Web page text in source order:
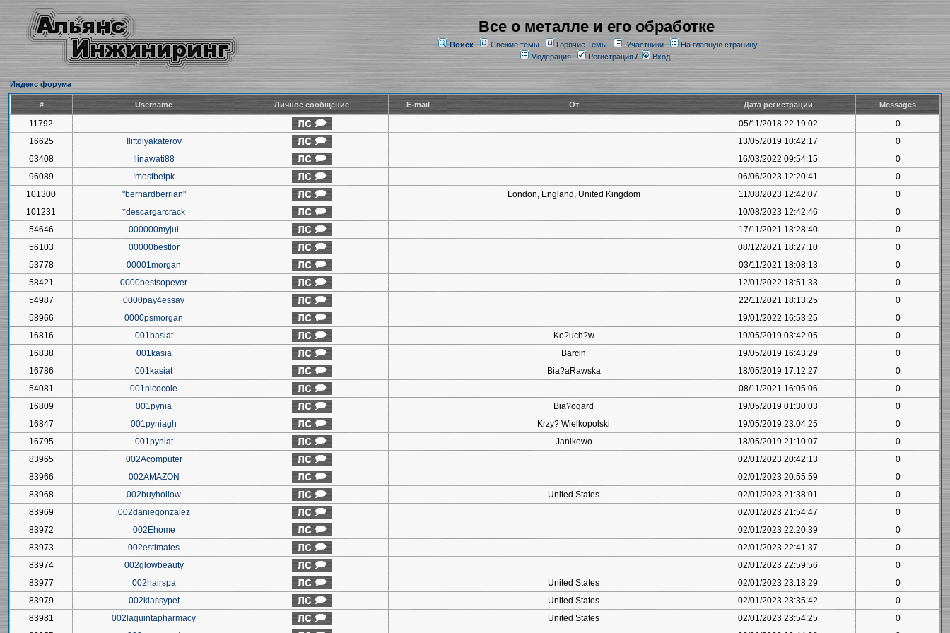
Все о металле и его обработке
Поиск Свежие темы Горячие Темы Участники
На главную страницу
Модерация
Регистрация/ Вход
Индекс форума
# Username Личное сообщение E-mail От Дата регистрации Messages
11792 05/11/2018 22:19:02
0
16625
!liftdlyakaterov 13/05/2019 10:42:17
0
63408
!linawati88 16/03/2022 09:54:15
0
96089
!mostbetpk 06/06/2023 12:20:41
0
101300
"bernardberrian" London, England, United Kingdom 11/08/2023 12:42:07
0
101231
*descargarcrack 10/08/2023 12:42:46
0
54646
000000myjul 17/11/2021 13:28:40
0
56103
00000bestlor 08/12/2021 18:27:10
0
53778
00001morgan 03/11/2021 18:08:13
0
58421
0000bestsopever 12/01/2022 18:51:33
0
54987
0000pay4essay 22/11/2021 18:13:25
0
58966
0000psmorgan 19/01/2022 16:53:25
0
16816
001basiat Ko?uch?w 19/05/2019 03:42:05
0
16838
001kasia Barcin 19/05/2019 16:43:29
0
16786
001kasiat Bia?aRawska 18/05/2019 17:12:27
0
54081
001nicocole 08/11/2021 16:05:06
0
16809
001pynia Bia?ogard 19/05/2019 01:30:03
0
16847
001pyniagh Krzy? Wielkopolski 19/05/2019 23:04:25
0
16795
001pyniat Janikowo 18/05/2019 21:10:07
0
83965
002Acomputer 02/01/2023 20:42:13
0
83966
002AMAZON 02/01/2023 20:55:59
0
83968
002buyhollow United States 02/01/2023 21:38:01
0
83969
002daniegonzalez 02/01/2023 21:54:47
0
83972
002Ehome 02/01/2023 22:20:39
0
83973
002estimates 02/01/2023 22:41:37
0
83974
002glowbeauty 02/01/2023 22:59:56
0
83977
002hairspa United States 02/01/2023 23:18:29
0
83979
002klassypet United States 02/01/2023 23:35:42
0
83981
002laquintapharmacy United States 02/01/2023 23:54:25
0